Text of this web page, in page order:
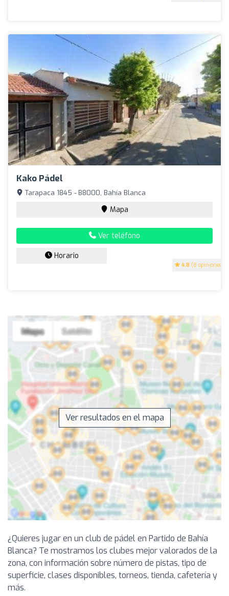
Kako Pádel
4.8 (8 opiniones)
Tarapaca 1845 - B8000, Bahía Blanca
Mapa
Ver teléfono
Horario
Ver resultados en el mapa
¿Quieres jugar en un club de pádel en Partido de Bahía
Blanca? Te mostramos los clubes mejor valorados de la
zona, con información sobre número de pistas, tipo de
superficie, clases disponibles, torneos, tienda, cafetería y
más.